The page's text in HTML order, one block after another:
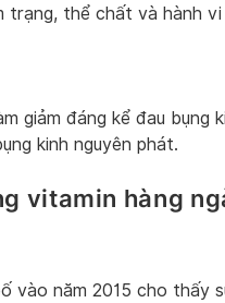
trạng, thể chất và hành
giảm đáng kể đau bụng
kinh nguyên phát.
vitamin hàng
vào năm 2015 cho thấy